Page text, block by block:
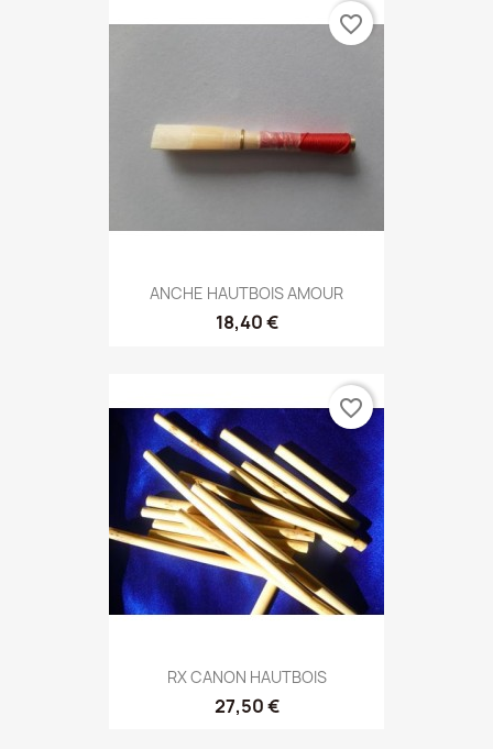
ANCHE HAUTBOIS AMOUR
18,40 €
favorite_border
RX CANON HAUTBOIS
27,50 €
favorite_border